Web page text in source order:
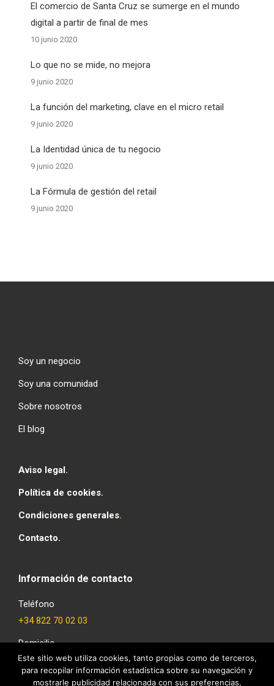
El comercio de Santa Cruz se sumerge en el mundo
digital a partir de final de mes
10 junio 2020
Lo que no se mide, no mejora
9 junio 2020
La función del marketing, clave en el micro retail
9 junio 2020
La Identidad única de tu negocio
9 junio 2020
La Fórmula de gestión del retail
9 junio 2020
Soy un negocio
Soy una comunidad
Sobre nosotros
El blog
Aviso legal.
Política de cookies.
Condiciones generales.
Contacto.
Información de contacto
Teléfono
+34 822 70 02 03
Domicilio
C/ Cruz Verde 24, entreplanta, S/C Tenerife 38002.
Email
Este sitio web utiliza cookies, tanto propias como de terceros,
para recopilar información estadística sobre su navegación y
mostrarle publicidad relacionada con sus preferencias,